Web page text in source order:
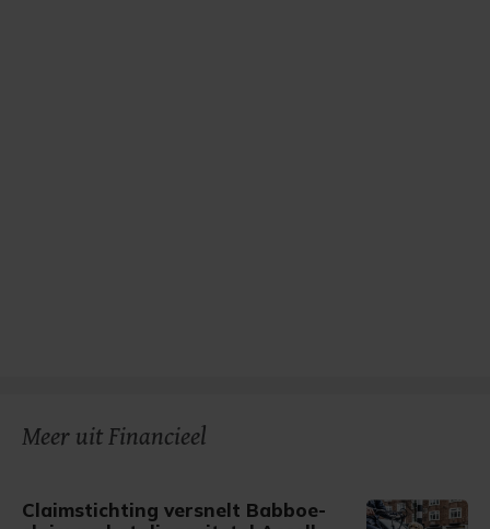
Meer uit Financieel
Claimstichting versnelt Babboe-